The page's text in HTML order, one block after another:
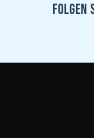
Folgen